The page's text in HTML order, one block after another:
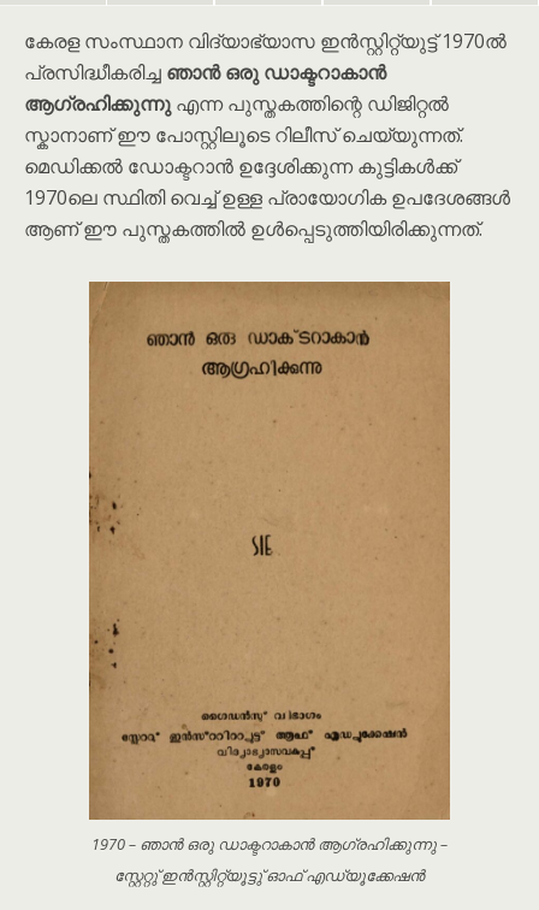
കേരള സംസ്ഥാന വിദ്യാഭ്യാസ ഇൻസ്റ്റിറ്റ്യുട്ട് 1970ൽ
പ്രസിദ്ധീകരിച്ച ഞാൻ ഒരു ഡാക്ടറാകാൻ
ആഗ്രഹിക്കുന്നു എന്ന പുസ്തകത്തിന്റെ ഡിജിറ്റൽ
സ്കാനാണ് ഈ പോസ്റ്റിലൂടെ റിലീസ് ചെയ്യുന്നത്.
മെഡിക്കൽ ഡോക്ടറാൻ ഉദ്ദേശിക്കുന്ന കുട്ടികൾക്ക്
1970ലെ സ്ഥിതി വെച്ച് ഉള്ള പ്രായോഗിക ഉപദേശങ്ങൾ
ആണ് ഈ പുസ്തകത്തിൽ ഉൾപ്പെടുത്തിയിരിക്കുന്നത്.
1970 – ഞാൻ ഒരു ഡാക്ടറാകാൻ ആഗ്രഹിക്കുന്നു –
സ്റ്റേറ്റു് ഇൻസ്റ്റിറ്റ്യൂട്ടു് ഓഫ് എഡ്യൂക്കേഷൻ